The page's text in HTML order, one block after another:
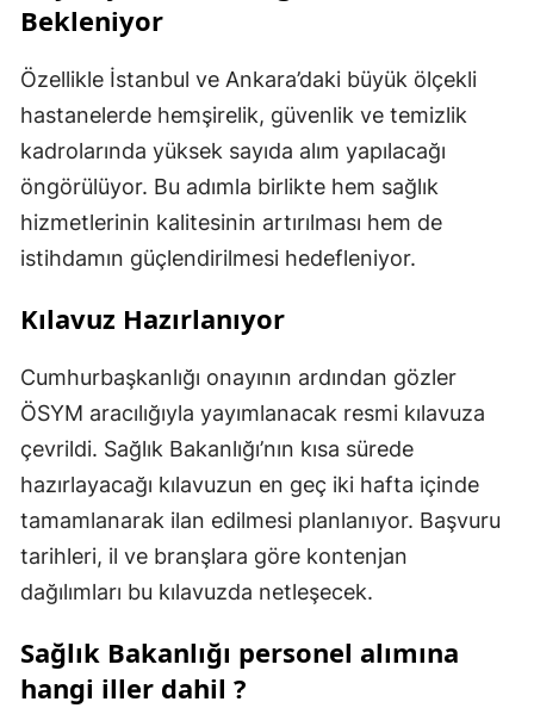
Bekleniyor
Özellikle İstanbul ve Ankara’daki büyük ölçekli
hastanelerde hemşirelik, güvenlik ve temizlik
kadrolarında yüksek sayıda alım yapılacağı
öngörülüyor. Bu adımla birlikte hem sağlık
hizmetlerinin kalitesinin artırılması hem de
istihdamın güçlendirilmesi hedefleniyor.
Kılavuz Hazırlanıyor
Cumhurbaşkanlığı onayının ardından gözler
ÖSYM aracılığıyla yayımlanacak resmi kılavuza
çevrildi. Sağlık Bakanlığı’nın kısa sürede
hazırlayacağı kılavuzun en geç iki hafta içinde
tamamlanarak ilan edilmesi planlanıyor. Başvuru
tarihleri, il ve branşlara göre kontenjan
dağılımları bu kılavuzda netleşecek.
Sağlık Bakanlığı personel alımına
hangi iller dahil ?